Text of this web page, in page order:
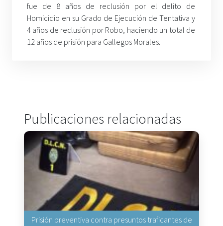
fue de 8 años de reclusión por el delito de
Homicidio en su Grado de Ejecución de Tentativa y
4 años de reclusión por Robo, haciendo un total de
12 años de prisión para Gallegos Morales.
Publicaciones relacionadas
Prisión preventiva contra presuntos traficantes de